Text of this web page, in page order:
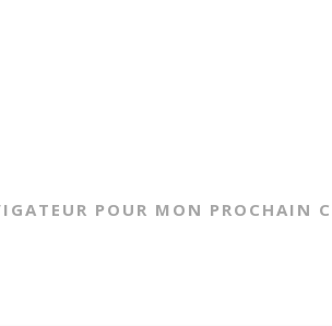
POUR MON PROCHAIN